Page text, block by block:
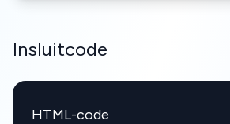
Insluitcode
HTML-code